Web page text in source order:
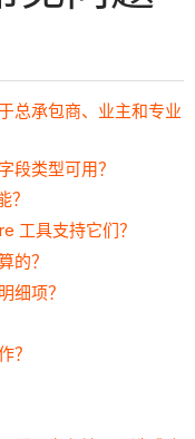
总承包商、业主和专业
段类型可用？
工具支持它们？
的？
细项？
？